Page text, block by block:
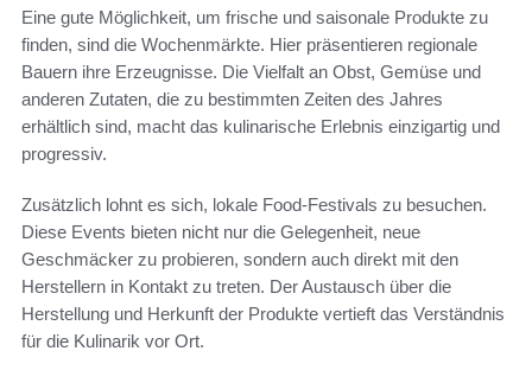
Eine gute Möglichkeit, um frische und saisonale Produkte zu
finden, sind die Wochenmärkte. Hier präsentieren regionale
Bauern ihre Erzeugnisse. Die Vielfalt an Obst, Gemüse und
anderen Zutaten, die zu bestimmten Zeiten des Jahres
erhältlich sind, macht das kulinarische Erlebnis einzigartig und
progressiv.
Zusätzlich lohnt es sich, lokale Food-Festivals zu besuchen.
Diese Events bieten nicht nur die Gelegenheit, neue
Geschmäcker zu probieren, sondern auch direkt mit den
Herstellern in Kontakt zu treten. Der Austausch über die
Herstellung und Herkunft der Produkte vertieft das Verständnis
für die Kulinarik vor Ort.